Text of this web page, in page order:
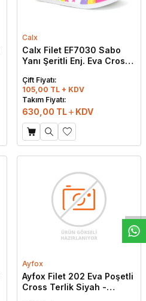
Calx
Calx Filet EF7030 Sabo
Yanı Şeritli Enj. Eva Cross
Çift Fiyatı:
105,00 TL + KDV
Takım Fiyatı:
630,00 TL KDV
Ayfox
Ayfox Filet 202 Eva Poşetli
Cross Terlik Siyah -